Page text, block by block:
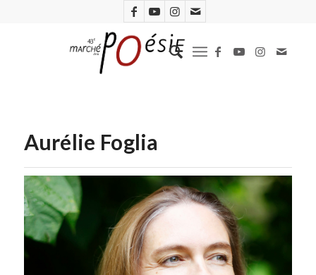
Aurélie Foglia